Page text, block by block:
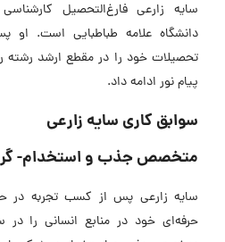
سایه زارعی فارغ‌التحصیل
دانشگاه علامه طباطبایی است. او
تحصیلات خود را در مقطع ارشد رشته
پیام نور ادامه داد.
سوابق کاری سایه زارعی
متخصص جذب و استخدام-
سایه زارعی پس از کسب تجربه در